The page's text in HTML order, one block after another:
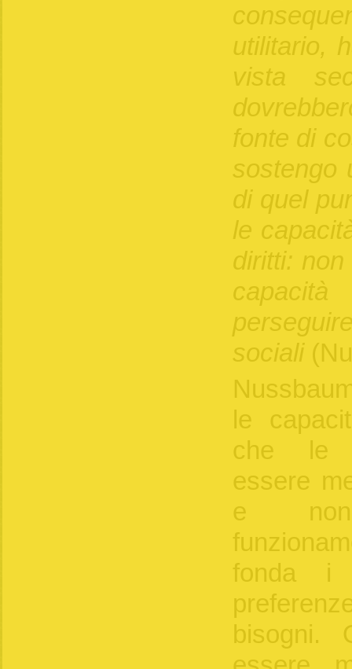
utilitario,
vista
fonte di
sostengo
di quel
le
diritti:
sociali
le
che le
essere
e
fonda
bisogni.